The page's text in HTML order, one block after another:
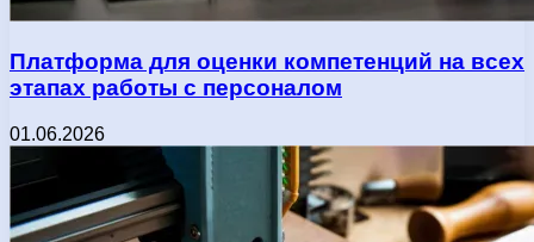
Платформа для оценки компетенций на всех
этапах работы с персоналом
01.06.2026